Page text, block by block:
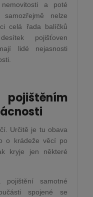
a poté
nelze
celá řada balíčků
pojišťoven
lidé nejasnosti
Určitě je tu obava
o krádeže věcí po
kryje jen některé
pojištění samotné
spojené se